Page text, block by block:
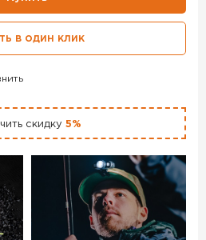
в Уфе и по всей России.
товар, положите его в
по телефону +7 (347) 225-00-60
в один клик
скидку 5%